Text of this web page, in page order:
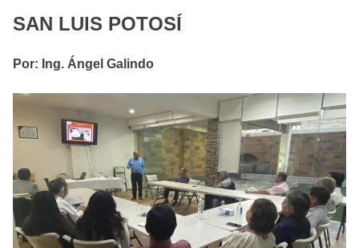
SAN LUIS POTOSÍ
Por: Ing. Ángel Galindo